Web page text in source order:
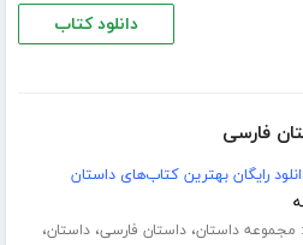
دانلود کتاب
رایگان بهترین کتاب‌های داستان
مجموعه داستان،داستان فارسی،داستان،